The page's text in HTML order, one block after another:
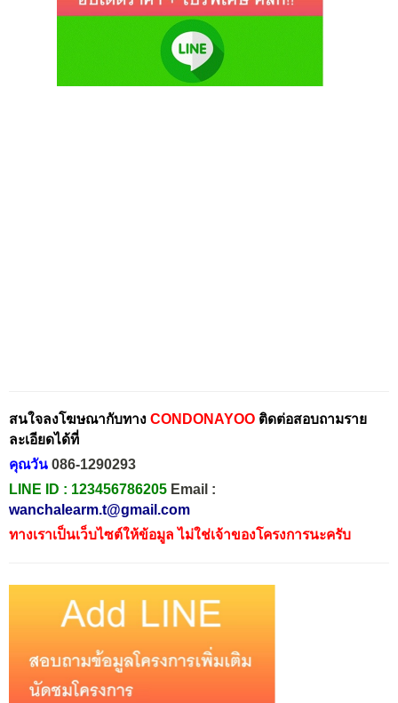
สนใจลงโฆษณากับทาง CONDONAYOO ติดต่อสอบถามราย
ละเอียดได้ที่
คุณวัน 086-1290293
LINE ID : 123456786205 Email :
wanchalearm.t@gmail.com
ทางเราเป็นเว็บไซต์ให้ข้อมูล ไม่ใช่เจ้าของโครงการนะครับ